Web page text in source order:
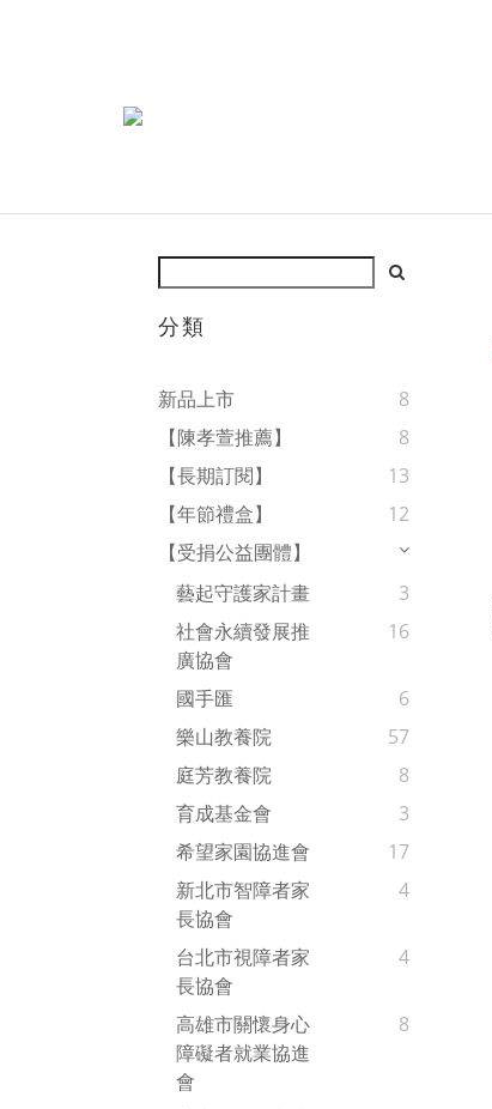
分類
新品上市
8
【陳孝萱推薦】
8
【長期訂閱】
13
【年節禮盒】
12
【受捐公益團體】
藝起守護家計畫
3
社會永續發展推
廣協會
16
國手匯
6
樂山教養院
57
庭芳教養院
8
育成基金會
3
希望家園協進會
17
新北市智障者家
長協會
4
台北市視障者家
長協會
4
高雄市關懷身心
障礙者就業協進
會
8